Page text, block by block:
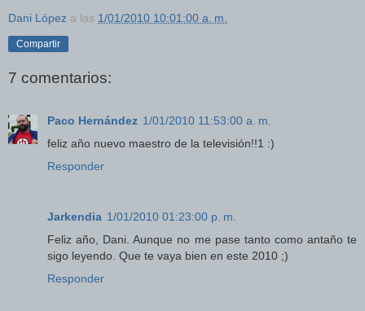
Dani López a las 1/01/2010 10:01:00 a. m.
Compartir
7 comentarios:
Paco Hernández 1/01/2010 11:53:00 a. m.
feliz año nuevo maestro de la televisión!!1 :)
Responder
Jarkendia 1/01/2010 01:23:00 p. m.
Feliz año, Dani. Aunque no me pase tanto como antaño te
sigo leyendo. Que te vaya bien en este 2010 ;)
Responder